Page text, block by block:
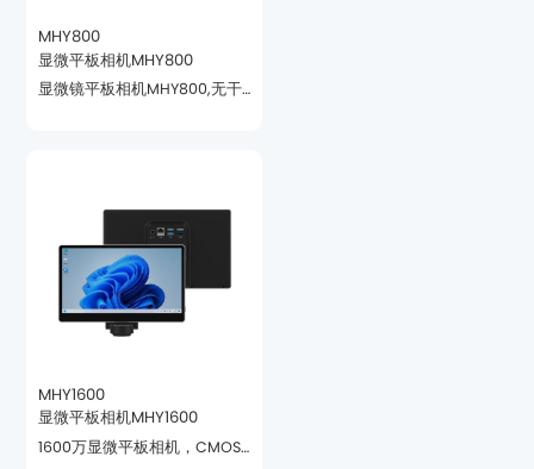
MHY800
显微平板相机MHY800
MHY1600
显微平板相机MHY1600